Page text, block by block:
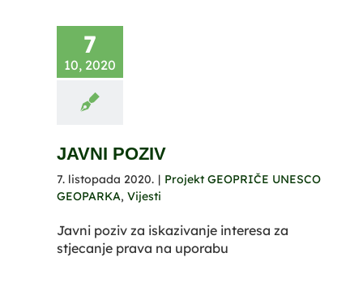
7
10, 2020
JAVNI POZIV
7. listopada 2020. | Projekt GEOPRIČE UNESCO
GEOPARKA, Vijesti
Javni poziv za iskazivanje interesa za
stjecanje prava na uporabu